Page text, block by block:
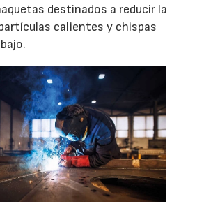
destinados a reducir la
calientes y chispas